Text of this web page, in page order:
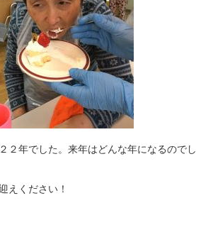
２年でした。来年はどんな年になるのでし
えください！